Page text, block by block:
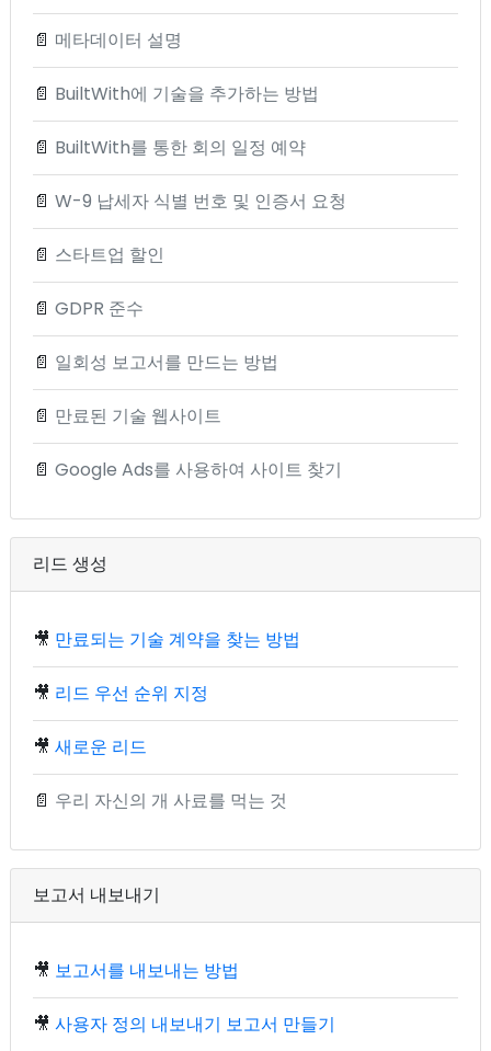
📄 메타데이터 설명
📄 BuiltWith에 기술을 추가하는 방법
📄 BuiltWith를 통한 회의 일정 예약
📄 W-9 납세자 식별 번호 및 인증서 요청
📄 스타트업 할인
📄 GDPR 준수
📄 일회성 보고서를 만드는 방법
📄 만료된 기술 웹사이트
📄 Google Ads를 사용하여 사이트 찾기
리드 생성
🎥 만료되는 기술 계약을 찾는 방법
🎥 리드 우선 순위 지정
🎥 새로운 리드
📄 우리 자신의 개 사료를 먹는 것
보고서 내보내기
🎥 보고서를 내보내는 방법
🎥 사용자 정의 내보내기 보고서 만들기